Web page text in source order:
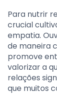
Para nutrir
crucial
empatia.
de maneira
promove
valorizar a
relações
que muitos